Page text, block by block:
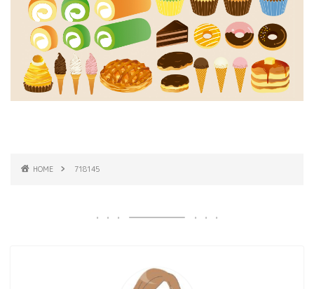
HOME 718145